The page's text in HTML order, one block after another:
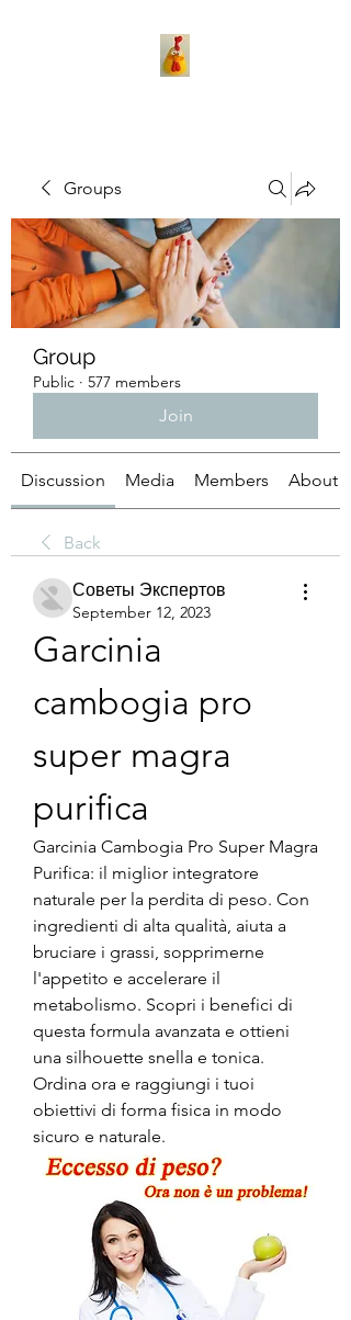
Groups
Group
Public · 577 members
Join
Discussion Media Members About
Back
Советы Экспертов
September 12, 2023
Garcinia
cambogia pro
super magra
purifica
Garcinia Cambogia Pro Super Magra
Purifica: il miglior integratore
naturale per la perdita di peso. Con
ingredienti di alta qualità, aiuta a
bruciare i grassi, sopprimerne
l'appetito e accelerare il
metabolismo. Scopri i benefici di
questa formula avanzata e ottieni
una silhouette snella e tonica.
Ordina ora e raggiungi i tuoi
obiettivi di forma fisica in modo
sicuro e naturale.